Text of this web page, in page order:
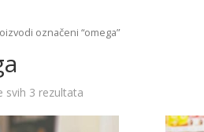
označeni “omega”
svih 3 rezultata